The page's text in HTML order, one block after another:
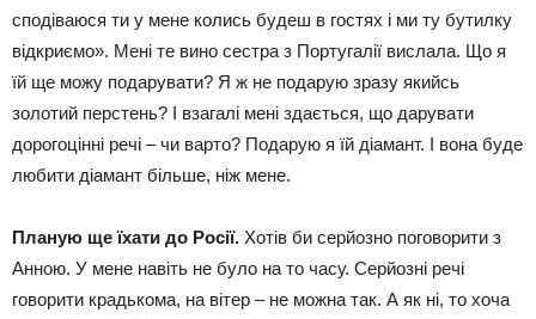
сподіваюся ти у мене колись будеш в гостях і ми ту бутилку
відкриємо». Мені те вино сестра з Португалії вислала. Що я
їй ще можу подарувати? Я ж не подарую зразу якийсь
золотий перстень? І взагалі мені здається, що дарувати
дорогоцінні речі – чи варто? Подарую я їй діамант. І вона буде
любити діамант більше, ніж мене.
Планую ще їхати до Росії. Хотів би серйозно поговорити з
Анною. У мене навіть не було на то часу. Серйозні речі
говорити крадькома, на вітер – не можна так. А як ні, то хоча